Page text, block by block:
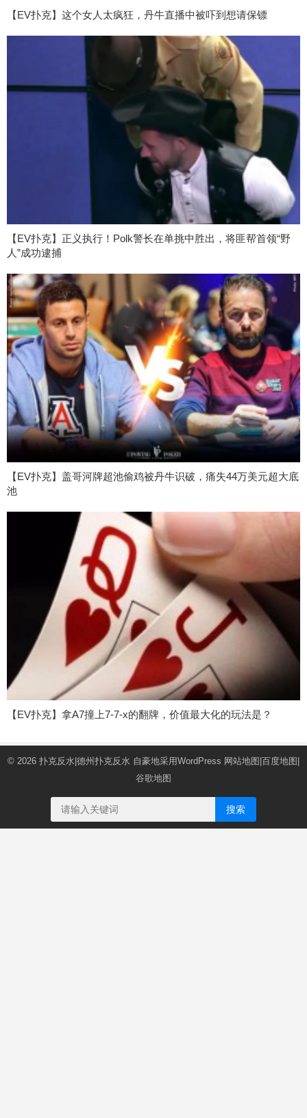
【EV扑克】这个女人太疯狂，丹牛直播中被吓到想请保镖
【EV扑克】正义执行！Polk警长在单挑中胜出，将匪帮首领“野
人”成功逮捕
【EV扑克】盖哥河牌超池偷鸡被丹牛识破，痛失44万美元超大底
池
【EV扑克】拿A7撞上7-7-x的翻牌，价值最大化的玩法是？
© 2026 扑克反水|德州扑克反水 自豪地采用WordPress 网站地图|百度地图|
谷歌地图
搜索